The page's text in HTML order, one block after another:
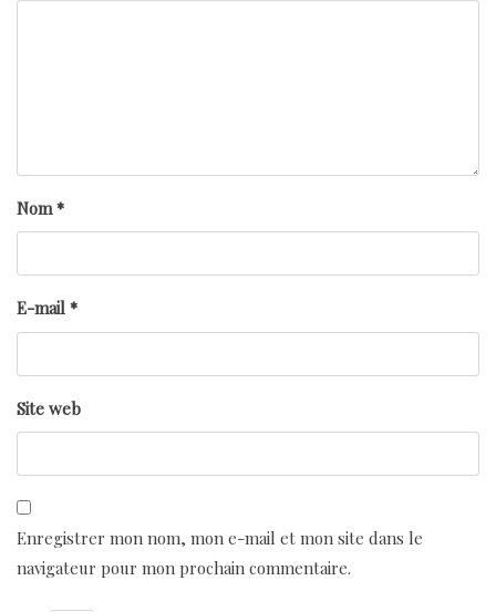
Nom *
E-mail *
Site web
Enregistrer mon nom, mon e-mail et mon site dans le
navigateur pour mon prochain commentaire.